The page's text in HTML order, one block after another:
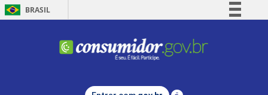
BRASIL
Comunica BR